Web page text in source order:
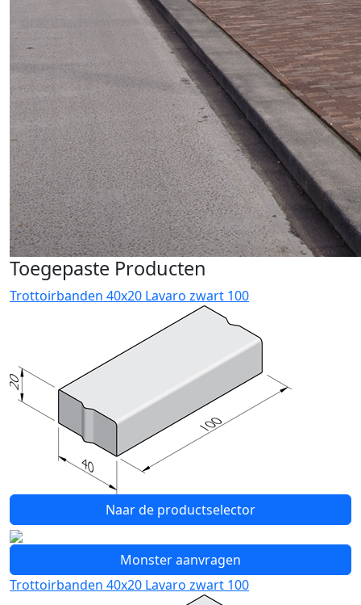
Toegepaste Producten
Trottoirbanden 40x20 Lavaro zwart 100
Naar de productselector
Monster aanvragen
Trottoirbanden 40x20 Lavaro zwart 100